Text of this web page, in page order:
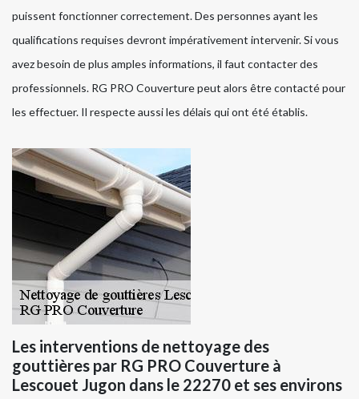
puissent fonctionner correctement. Des personnes ayant les
qualifications requises devront impérativement intervenir. Si vous
avez besoin de plus amples informations, il faut contacter des
professionnels. RG PRO Couverture peut alors être contacté pour
les effectuer. Il respecte aussi les délais qui ont été établis.
Les interventions de nettoyage des
gouttières par RG PRO Couverture à
Lescouet Jugon dans le 22270 et ses environs